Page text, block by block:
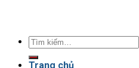
Tìm
kiếm:
Trang chủ